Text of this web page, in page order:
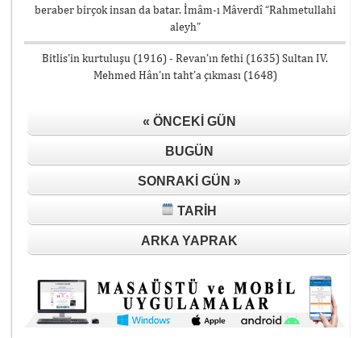
beraber birçok insan da batar. İmâm-ı Mâverdî “Rahmetullahi
aleyh”
Bitlis’in kurtuluşu (1916) - Revan’ın fethi (1635) Sultan IV.
Mehmed Hân’ın taht’a çıkması (1648)
« ÖNCEKI GÜN
BUGÜN
SONRAKI GÜN »
TARIH
ARKA YAPRAK